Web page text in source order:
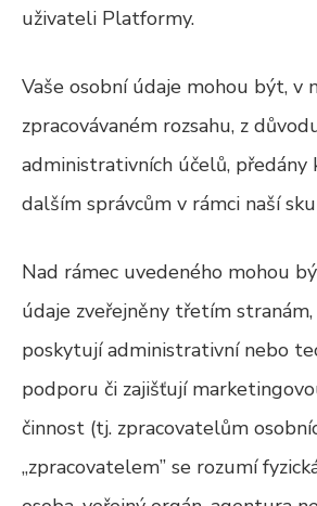
uživateli Platformy.
Vaše osobní údaje mohou být, v
zpracovávaném rozsahu, z
administrativních účelů, předány
dalším správcům v rámci naší
Nad rámec uvedeného mohou
údaje zveřejněny třetím
poskytují administrativní nebo
podporu či zajišťují
činnost (tj. zpracovatelům
„zpracovatelem” se rozumí